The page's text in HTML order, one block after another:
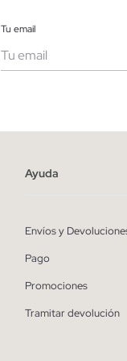
Tu email
Ayuda
Envíos y
Pago
Promociones
Tramitar devolución